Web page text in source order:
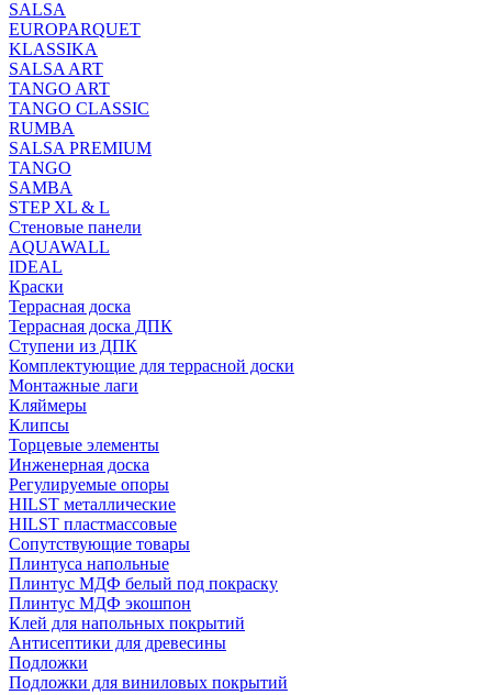
SALSA
EUROPARQUET
KLASSIKA
SALSA ART
TANGO ART
TANGO CLASSIC
RUMBA
SALSA PREMIUM
TANGO
SAMBA
STEP XL & L
Стеновые панели
AQUAWALL
IDEAL
Краски
Террасная доска
Террасная доска ДПК
Ступени из ДПК
Комплектующие для террасной доски
Монтажные лаги
Кляймеры
Клипсы
Торцевые элементы
Инженерная доска
Регулируемые опоры
HILST металлические
HILST пластмассовые
Сопутствующие товары
Плинтуса напольные
Плинтус МДФ белый под покраску
Плинтус МДФ экошпон
Клей для напольных покрытий
Антисептики для древесины
Подложки
Подложки для виниловых покрытий